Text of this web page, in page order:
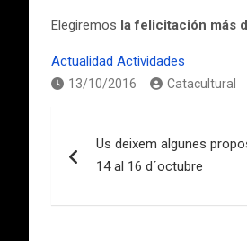
Elegiremos la felicitación más
Actualidad Actividades
13/10/2016 Catacultural
de
entradas
Us deixem algunes
14 al 16 d´octubre